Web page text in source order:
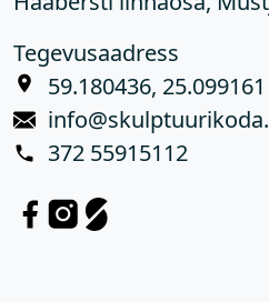
Tegevusaadress
59.180436, 25.099161
372 55915112